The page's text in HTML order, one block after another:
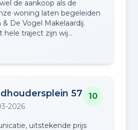
de aankoop als de
woning laten begeleiden
De Vogel Makelaardij.
hele traject zijn wij
en was de
professioneel en
zeker aanbevelen. Groet
57
2026
10
uitstekende prijs